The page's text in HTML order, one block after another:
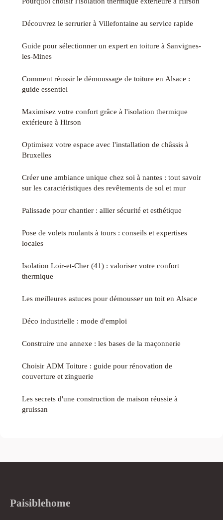
Découvrez le serrurier à Villefontaine au service rapide
Guide pour sélectionner un expert en toiture à Sanvignes-
les-Mines
Comment réussir le démoussage de toiture en Alsace :
guide essentiel
Maximisez votre confort grâce à l'isolation thermique
extérieure à Hirson
Optimisez votre espace avec l'installation de châssis à
Bruxelles
Créer une ambiance unique chez soi à nantes : tout savoir
sur les caractéristiques des revêtements de sol et mur
Palissade pour chantier : allier sécurité et esthétique
Pose de volets roulants à tours : conseils et expertises
locales
Isolation Loir-et-Cher (41) : valoriser votre confort
thermique
Les meilleures astuces pour démousser un toit en Alsace
Déco industrielle : mode d'emploi
Construire une annexe : les bases de la maçonnerie
Choisir ADM Toiture : guide pour rénovation de
couverture et zinguerie
Les secrets d'une construction de maison réussie à
gruissan
Paisiblehome